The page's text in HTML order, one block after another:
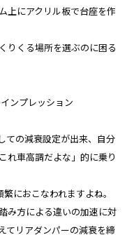
上にアクリル板で台座を作
りくる場所を選ぶのに困る
ンプレッション
ての減衰設定が出来、自分
れ車高調だよな」的に乗り
におこなわれますよね。
み方による違いの加速に対
てリアダンパーの減衰を締